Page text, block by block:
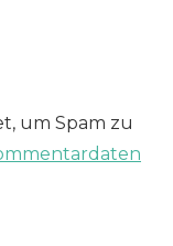
um Spam zu